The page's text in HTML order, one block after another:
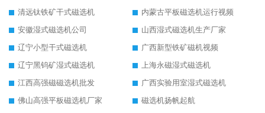
清远钛铁矿干式磁选机
内蒙古平板磁选机运行视频
安徽湿式磁选机公司
山西湿式磁选机生产厂家
辽宁小型干式磁选机
广西新型铁矿磁机视频
辽宁黑钨矿湿式磁选机
上海永磁湿式磁选机
江西高强磁磁选机批发
广西实验用室湿式磁选机
佛山高强平板磁选机厂家
磁选机扬帆起航